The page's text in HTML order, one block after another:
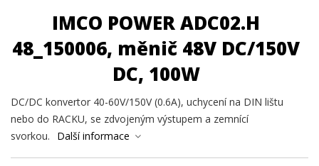
IMCO POWER ADC02.H
48_150006, měnič 48V DC/150V
DC, 100W
DC/DC konvertor 40-60V/150V (0.6A), uchycení na DIN lištu
nebo do RACKU, se zdvojeným výstupem a zemnící
svorkou.
Další informace